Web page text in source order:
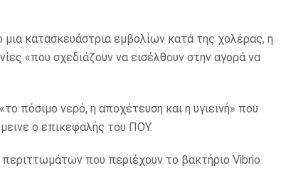
κατασκευάστρια εμβολίων κατά της χολέρας, η
«που σχεδιάζουν να εισέλθουν στην αγορά να
πόσιμο νερό, η αποχέτευση και η υγιεινή» που
ο επικεφαλής του ΠΟΥ.
που περιέχουν το βακτήριο Vibrio